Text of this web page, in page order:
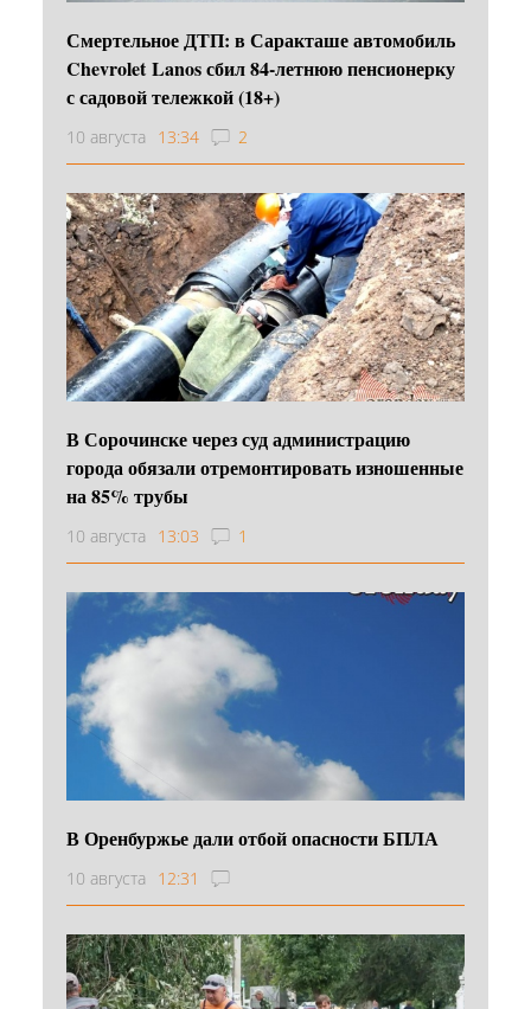
Смертельное ДТП: в Саракташе автомобиль
Chevrolet Lanos сбил 84-летнюю пенсионерку
с садовой тележкой (18+)
10 августа 13:34 2
В Сорочинске через суд администрацию
города обязали отремонтировать изношенные
на 85% трубы
10 августа 13:03 1
В Оренбуржье дали отбой опасности БПЛА
10 августа 12:31